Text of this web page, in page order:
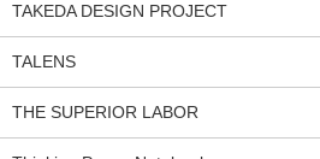
TAKEDA DESIGN PROJECT
TALENS
THE SUPERIOR LABOR